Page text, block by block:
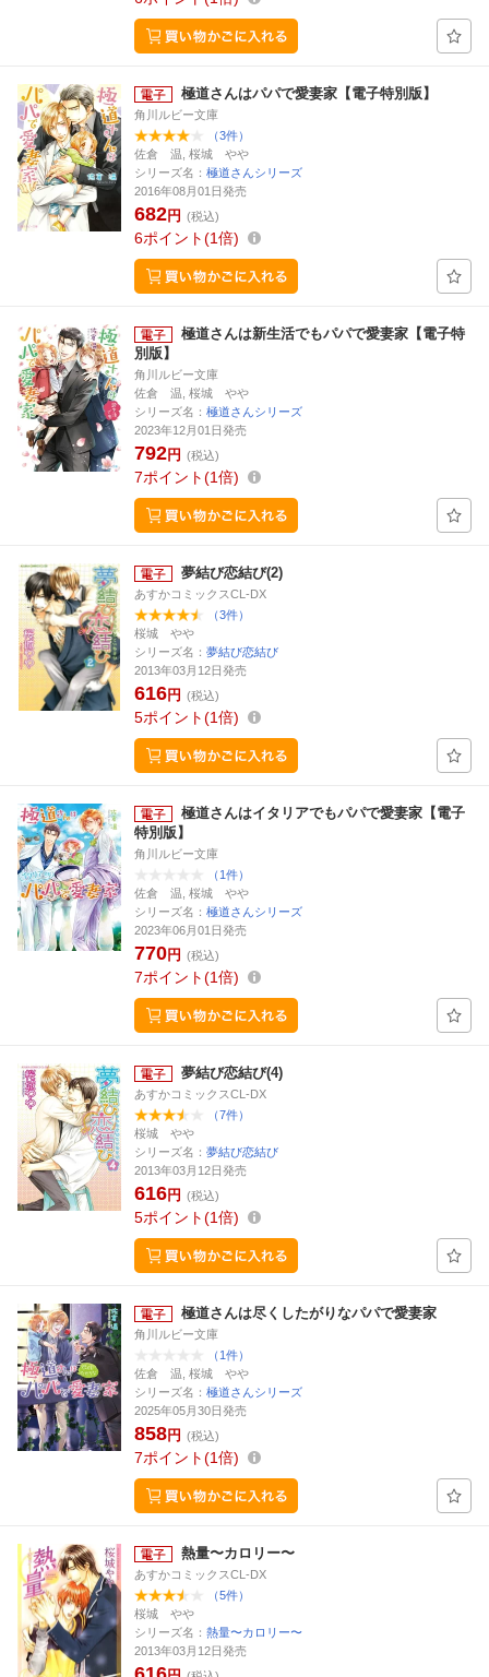
極道さんはパパで愛妻家【電子特別版】
角川ルビー文庫
（3件）
佐倉 温, 桜城 やや
シリーズ名： 極道さんシリーズ
2016年08月01日発売
682円 (税込)
6ポイント 1倍
極道さんは新生活でもパパで愛妻家【電子特
別版】
角川ルビー文庫
佐倉 温, 桜城 やや
シリーズ名： 極道さんシリーズ
2023年12月01日発売
792円 (税込)
7ポイント 1倍
夢結び恋結び(2)
あすかコミックスCL-DX
（3件）
桜城 やや
シリーズ名： 夢結び恋結び
2013年03月12日発売
616円 (税込)
5ポイント 1倍
極道さんはイタリアでもパパで愛妻家【電子
特別版】
角川ルビー文庫
（1件）
佐倉 温, 桜城 やや
シリーズ名： 極道さんシリーズ
2023年06月01日発売
770円 (税込)
7ポイント 1倍
夢結び恋結び(4)
あすかコミックスCL-DX
（7件）
桜城 やや
シリーズ名： 夢結び恋結び
2013年03月12日発売
616円 (税込)
5ポイント 1倍
極道さんは尽くしたがりなパパで愛妻家
角川ルビー文庫
（1件）
佐倉 温, 桜城 やや
シリーズ名： 極道さんシリーズ
2025年05月30日発売
858円 (税込)
7ポイント 1倍
熱量〜カロリー〜
あすかコミックスCL-DX
（5件）
桜城 やや
シリーズ名： 熱量〜カロリー〜
2013年03月12日発売